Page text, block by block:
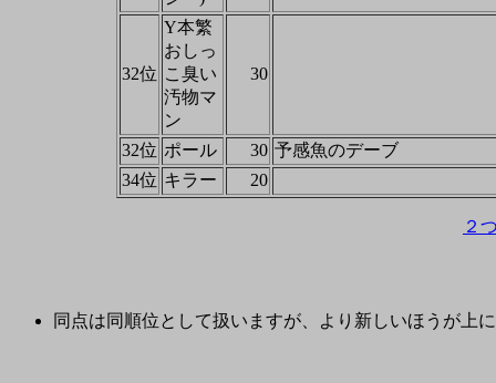
32位
Y本繁
おしっ
こ臭い
汚物マ
ン
30
32位 ポール 30 予感魚のデーブ
34位 キラー 20
２
同点は同順位として扱いますが、より新しいほうが上